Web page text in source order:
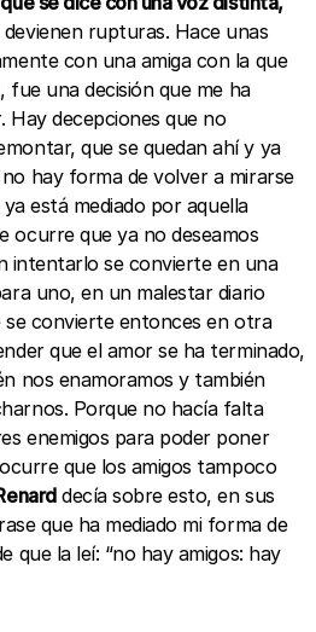
rupturas. Hace unas
con una amiga con la que
fue una decisión que me ha
Hay decepciones que no
que se quedan ahí y ya
hay forma de volver a mirarse
está mediado por aquella
ocurre que ya no deseamos
intentarlo se convierte en una
uno, en un malestar diario
se convierte entonces en otra
que el amor se ha terminado,
nos enamoramos y también
Porque no hacía falta
enemigos para poder poner
que los amigos tampoco
decía sobre esto, en sus
que ha mediado mi forma de
que la leí: “no hay amigos: hay